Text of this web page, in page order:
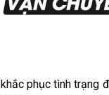
phục tình trạng